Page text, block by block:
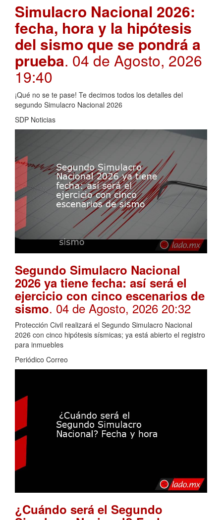
Simulacro Nacional 2026:
fecha, hora y la hipótesis
del sismo que se pondrá a
prueba. 04 de Agosto, 2026
19:40
¡Qué no se te pase! Te decimos todos los detalles del
segundo Simulacro Nacional 2026
SDP Noticias
Segundo Simulacro Nacional
2026 ya tiene fecha: así será el
ejercicio con cinco escenarios de
sismo. 04 de Agosto, 2026 20:32
Protección Civil realizará el Segundo Simulacro Nacional
2026 con cinco hipótesis sísmicas; ya está abierto el registro
para inmuebles
Periódico Correo
¿Cuándo será el Segundo